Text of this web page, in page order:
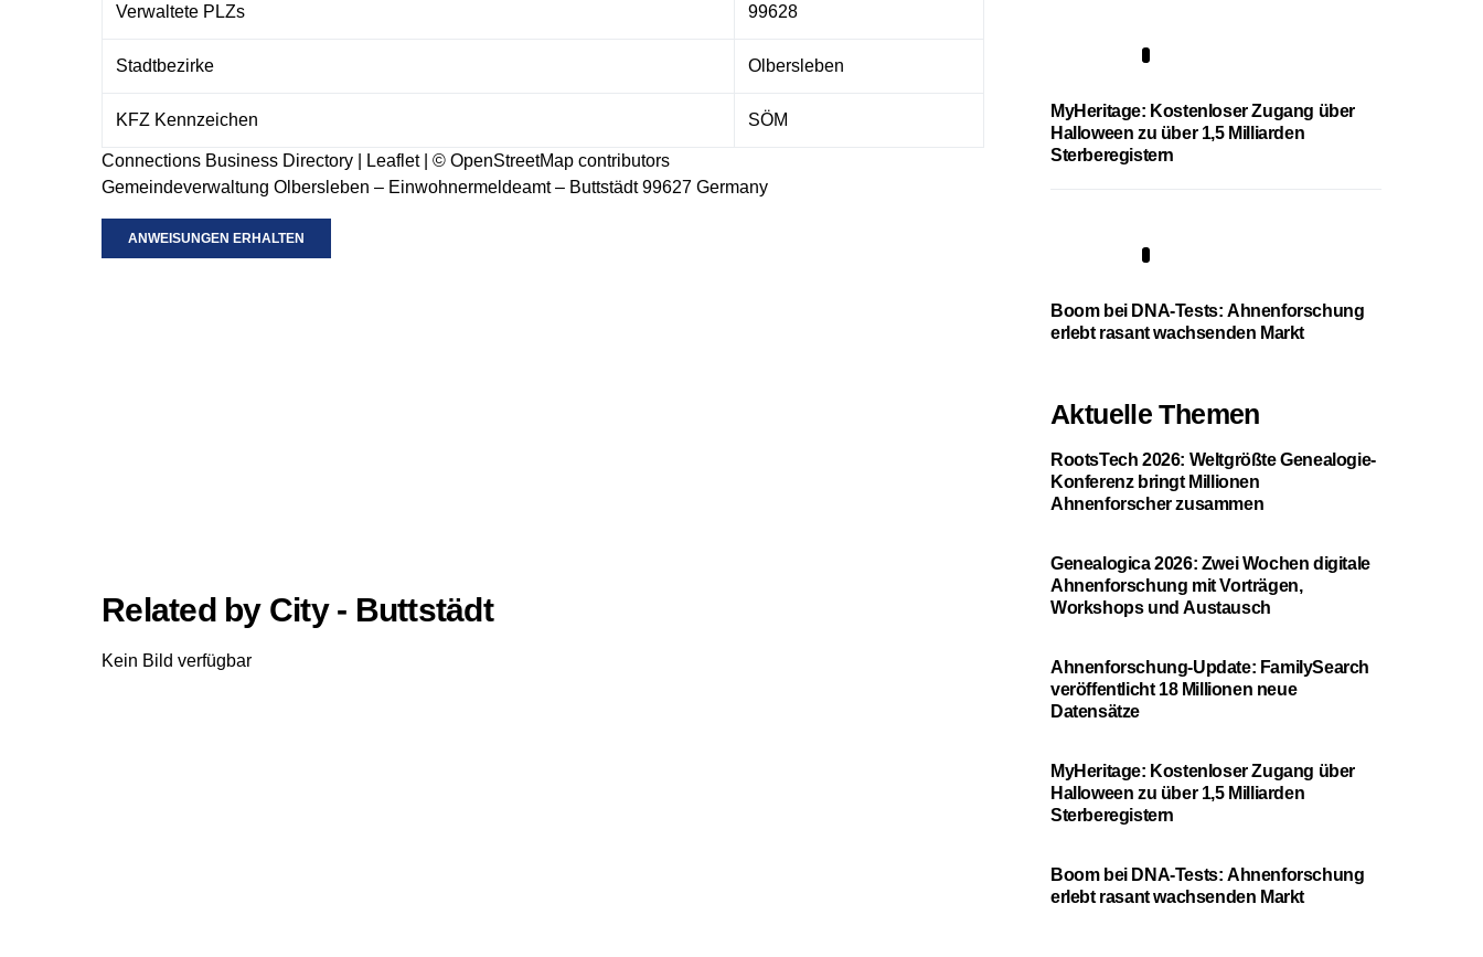
Verwaltete PLZs 99628
Stadtbezirke Olbersleben
KFZ Kennzeichen SÖM
Connections Business Directory Leaflet| © OpenStreetMap contributors
Gemeindeverwaltung Olbersleben – Einwohnermeldeamt – Buttstädt 99627 Germany
ANWEISUNGEN ERHALTEN
Related by City - Buttstädt
Kein Bild verfügbar
MyHeritage: Kostenloser Zugang über
Halloween zu über 1,5 Milliarden
Sterberegistern
Boom bei DNA-Tests: Ahnenforschung
erlebt rasant wachsenden Markt
Aktuelle Themen
RootsTech 2026: Weltgrößte Genealogie-
Konferenz bringt Millionen
Ahnenforscher zusammen
Genealogica 2026: Zwei Wochen digitale
Ahnenforschung mit Vorträgen,
Workshops und Austausch
Ahnenforschung-Update: FamilySearch
veröffentlicht 18 Millionen neue
Datensätze
MyHeritage: Kostenloser Zugang über
Halloween zu über 1,5 Milliarden
Sterberegistern
Boom bei DNA-Tests: Ahnenforschung
erlebt rasant wachsenden Markt